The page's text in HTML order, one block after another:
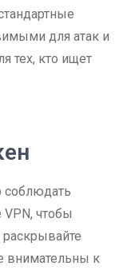
для атак и
тех, кто ищет
соблюдать
VPN, чтобы
внимательны к